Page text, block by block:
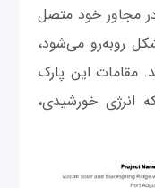
۱۱ مگاواتی در مجاور خود متصل
روبه‌رو می‌شود،
مقامات این پارک
انرژی خورشیدی،